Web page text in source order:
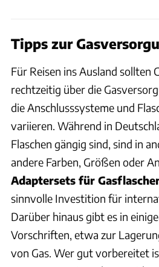
Tipps zur
Für Reisen ins Ausland sollten
rechtzeitig über die
die Anschlusssysteme und
variieren. Während in
Flaschen gängig sind, sind in
andere Farben, Größen oder
Adaptersets für
sinnvolle Investition für
Darüber hinaus gibt es in
Vorschriften, etwa zur
von Gas. Wer gut vorbereitet